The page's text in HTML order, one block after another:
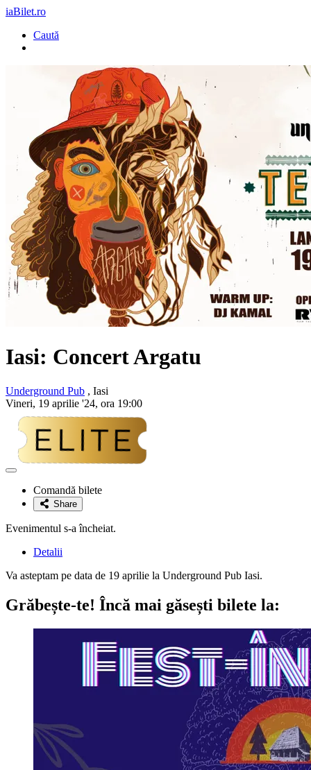
iaBilet.ro
Caută
Iasi: Concert Argatu
Underground Pub , Iasi
Vineri, 19 aprilie '24, ora 19:00
Adaugă
favoriteComandă bilete
Share
Evenimentul s-a încheiat.
Detalii
Va asteptam pe data de 19 aprilie la Underground Pub Iasi.
Grăbește-te! Încă mai găsești bilete la: